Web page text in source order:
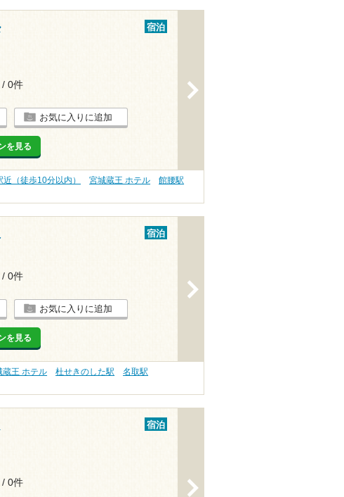
宿泊
/ 0件
お気に入りに追加
を見る
（徒歩10分以内） 宮城蔵王 ホテル
館腰駅
宿泊
/ 0件
お気に入りに追加
を見る
蔵王 ホテル 杜せきのした駅
名取駅
宿泊
/ 0件